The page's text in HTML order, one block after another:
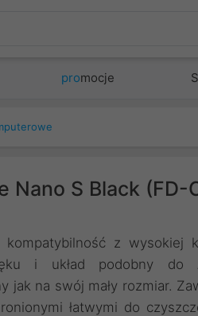
promocje
Nano S Black (FD-
z wysokiej
i układ podobny do
jak na swój mały rozmiar.
łatwymi do